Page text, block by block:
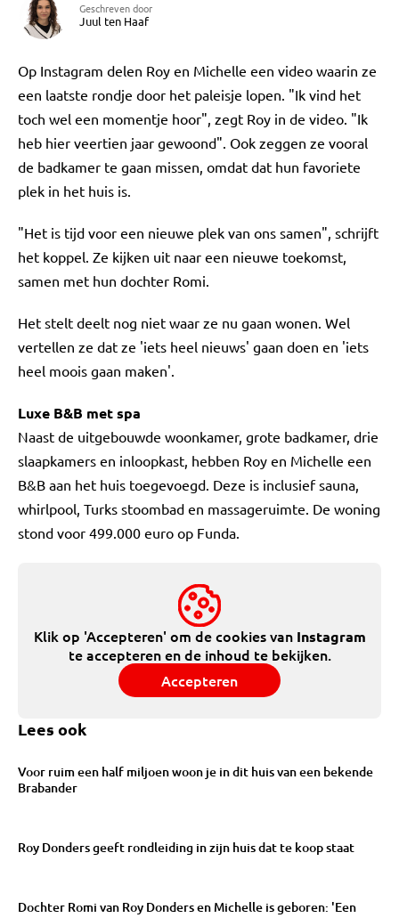
Geschreven door
Juul ten Haaf
Op Instagram delen Roy en Michelle een video waarin ze
een laatste rondje door het paleisje lopen. "Ik vind het
toch wel een momentje hoor", zegt Roy in de video. "Ik
heb hier veertien jaar gewoond". Ook zeggen ze vooral
de badkamer te gaan missen, omdat dat hun favoriete
plek in het huis is.
"Het is tijd voor een nieuwe plek van ons samen", schrijft
het koppel. Ze kijken uit naar een nieuwe toekomst,
samen met hun dochter Romi.
Het stelt deelt nog niet waar ze nu gaan wonen. Wel
vertellen ze dat ze 'iets heel nieuws' gaan doen en 'iets
heel moois gaan maken'.
Luxe B&B met spa
Naast de uitgebouwde woonkamer, grote badkamer, drie
slaapkamers en inloopkast, hebben Roy en Michelle een
B&B aan het huis toegevoegd. Deze is inclusief sauna,
whirlpool, Turks stoombad en massageruimte. De woning
stond voor 499.000 euro op Funda.
Klik op 'Accepteren' om de cookies van Instagram
te accepteren en de inhoud te bekijken.
Accepteren
Lees ook
Voor ruim een half miljoen woon je in dit huis van een bekende
Brabander
Roy Donders geeft rondleiding in zijn huis dat te koop staat
Dochter Romi van Roy Donders en Michelle is geboren: 'Een